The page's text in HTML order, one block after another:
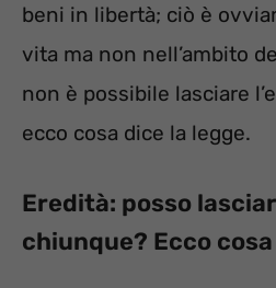
beni in libertà; ciò è
vita ma non nell’ambito
non è possibile lasciare
ecco cosa dice la legge.
Eredità: posso
chiunque? Ecco